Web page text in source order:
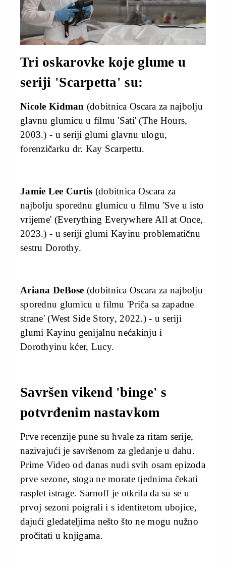
Tri oskarovke koje glume u
seriji 'Scarpetta' su:
Nicole Kidman (dobitnica Oscara za najbolju
glavnu glumicu u filmu 'Sati' (The Hours,
2003.) - u seriji glumi glavnu ulogu,
forenzičarku dr. Kay Scarpettu.
Jamie Lee Curtis (dobitnica Oscara za
najbolju sporednu glumicu u filmu 'Sve u isto
vrijeme' (Everything Everywhere All at Once,
2023.) - u seriji glumi Kayinu problematičnu
sestru Dorothy.
Ariana DeBose (dobitnica Oscara za najbolju
sporednu glumicu u filmu 'Priča sa zapadne
strane' (West Side Story, 2022.) - u seriji
glumi Kayinu genijalnu nećakinju i
Dorothyinu kćer, Lucy.
Savršen vikend 'binge' s
potvrđenim nastavkom
Prve recenzije pune su hvale za ritam serije,
nazivajući je savršenom za gledanje u dahu.
Prime Video od danas nudi svih osam epizoda
prve sezone, stoga ne morate tjednima čekati
rasplet istrage. Sarnoff je otkrila da su se u
prvoj sezoni poigrali i s identitetom ubojice,
dajući gledateljima nešto što ne mogu nužno
pročitati u knjigama.